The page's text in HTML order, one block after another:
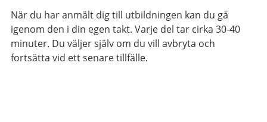
När du har anmält dig till utbildningen kan du gå
igenom den i din egen takt. Varje del tar cirka 30-40
minuter. Du väljer själv om du vill avbryta och
fortsätta vid ett senare tillfälle.